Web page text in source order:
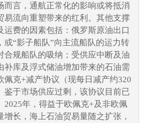
而言，通航正常化的影响或将抵消
易流向重塑带来的红利。其他支撑
运费的因素包括：俄罗斯原油出口
或“影子船队”向主流船队的运力转
合规船队的吸纳；受供应中断及油
补库及浮式储油增加带来的石油需
佩克+减产协议（现每日减产约320
鉴于市场供应过剩，该协议目前已
2025年，得益于欧佩克+及非欧佩
增长，海上石油贸易量随之扩张，